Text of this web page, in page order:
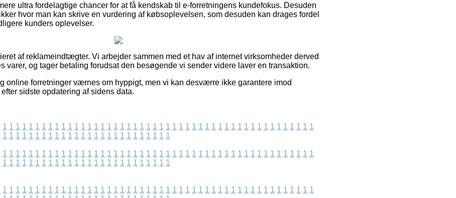
ultra fordelagtige chancer for at få kendskab til e-forretningens kundefokus. Desuden
hvor man kan skrive en vurdering af købsoplevelsen, som desuden kan drages fordel
kunders oplevelser.
af reklameindtægter. Vi arbejder sammen med et hav af internet virksomheder derved
varer, og tager betaling forudsat den besøgende vi sender videre laver en transaktion.
online forretninger værnes om hyppigt, men vi kan desværre ikke garantere imod
sidste opdatering af sidens data.
1 1 1 1 1 1 1 1 1 1 1 1 1 1 1 1 1 1 1 1 1 1 1 1 1 1 1 1 1 1 1 1 1 1 1 1 1 1 1 1 1 1 1 1 1 1 1 1
1 1 1 1 1 1 1 1 1 1 1 1 1 1 1 1 1 1 1 1 1 1 1 1 1 1
1 1 1 1 1 1 1 1 1 1 1 1 1 1 1 1 1 1 1 1 1 1 1 1 1 1 1 1 1 1 1 1 1 1 1 1 1 1 1 1 1 1 1 1 1 1 1 1
1 1 1 1 1 1 1 1 1 1 1 1 1 1 1 1 1 1 1 1 1 1 1 1 1 1
1 1 1 1 1 1 1 1 1 1 1 1 1 1 1 1 1 1 1 1 1 1 1 1 1 1 1 1 1 1 1 1 1 1 1 1 1 1 1 1 1 1 1 1 1 1 1 1